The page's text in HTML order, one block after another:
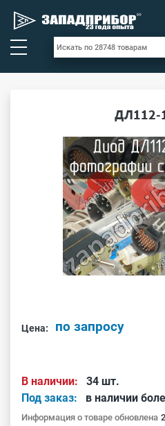
ДЛ112-
Цена: по запросу
В наличии:
34 шт.
Под заказ:
в наличии
Информация о товаре обновлена